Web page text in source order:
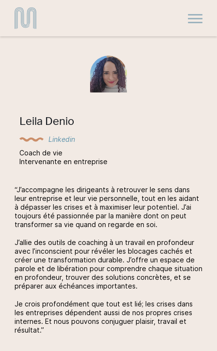
Leila Denio
Linkedin
Coach de vie
Intervenante en entreprise
“J’accompagne les dirigeants à retrouver le sens dans
leur entreprise et leur vie personnelle, tout en les aidant
à dépasser les crises et à maximiser leur potentiel. J’ai
toujours été passionnée par la manière dont on peut
transformer sa vie quand on regarde en soi.
J’allie des outils de coaching à un travail en profondeur
avec l’inconscient pour révéler les blocages cachés et
créer une transformation durable. J’offre un espace de
parole et de libération pour comprendre chaque situation
en profondeur, trouver des solutions concrètes, et se
préparer aux échéances importantes.
Je crois profondément que tout est lié; les crises dans
les entreprises dépendent aussi de nos propres crises
internes. Et nous pouvons conjuguer plaisir, travail et
résultat.”